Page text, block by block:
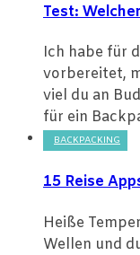
Test:
Ich habe für
vorbereitet,
viel du an
für ein
BACKPACKING
15 Reise
Heiße
Wellen und